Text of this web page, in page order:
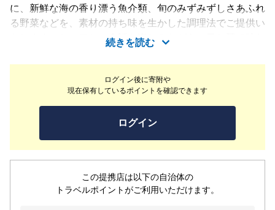
ログイン後に寄附や
現在保有しているポイントを確認できます
ログイン
この提携店は以下の自治体の
トラベルポイントがご利用いただけます。
に、新鮮な海の香り漂う魚介類、旬のみずみずしさあふれ
る野菜などを、素材の持ち味を生かした調理法でご提供い
たします。シェフとの会話を楽しみながら、目と耳で味わ
う鉄板焼の醍醐味をご堪能ください。
続きを読む